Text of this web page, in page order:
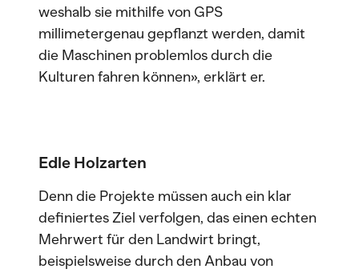
weshalb sie mithilfe von GPS
millimetergenau gepflanzt werden, damit
die Maschinen problemlos durch die
Kulturen fahren können», erklärt er.
Edle Holzarten
Denn die Projekte müssen auch ein klar
definiertes Ziel verfolgen, das einen echten
Mehrwert für den Landwirt bringt,
beispielsweise durch den Anbau von